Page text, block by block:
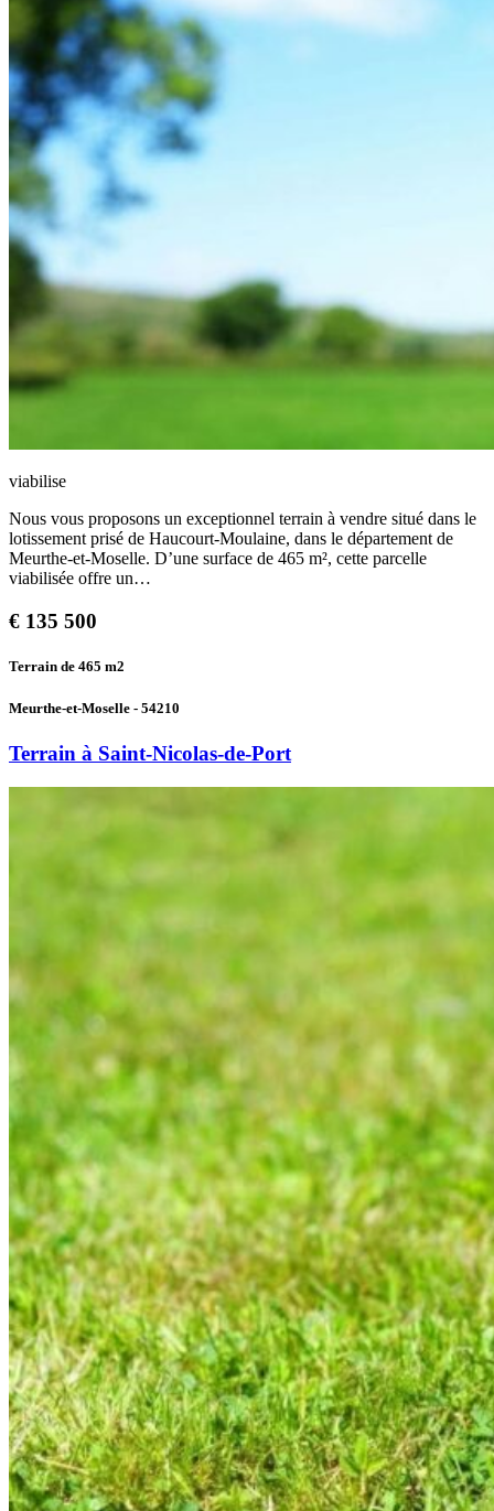
viabilise
Nous vous proposons un exceptionnel terrain à vendre situé dans le
lotissement prisé de Haucourt-Moulaine, dans le département de
Meurthe-et-Moselle. D’une surface de 465 m², cette parcelle
viabilisée offre un…
€ 135 500
Terrain de 465 m2
Meurthe-et-Moselle - 54210
Terrain à Saint-Nicolas-de-Port